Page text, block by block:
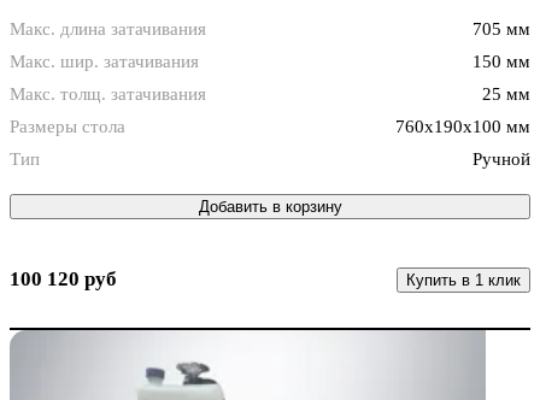
Макс. длина затачивания
705 мм
Макс. шир. затачивания
150 мм
Макс. толщ. затачивания
25 мм
Размеры стола
760x190x100 мм
Тип
Ручной
Добавить в корзину
100 120 руб Купить в 1 клик